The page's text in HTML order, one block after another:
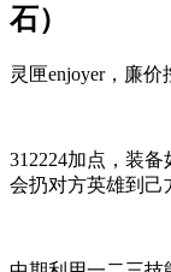
石）
灵匣enjoyer，廉价
312224加点，装
会扔对方英雄到己